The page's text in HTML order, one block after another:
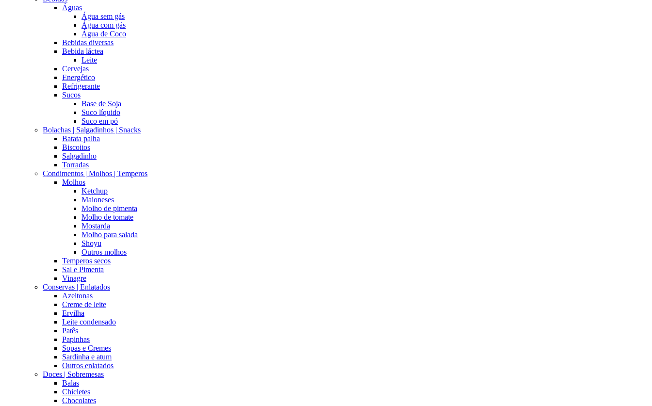
Águas
Água sem gás
Água com gás
Água de Coco
Bebidas diversas
Bebida láctea
Leite
Cervejas
Energético
Refrigerante
Sucos
Base de Soja
Suco líquido
Suco em pó
Bolachas | Salgadinhos | Snacks
Batata palha
Biscoitos
Salgadinho
Torradas
Condimentos | Molhos | Temperos
Molhos
Ketchup
Maioneses
Molho de pimenta
Molho de tomate
Mostarda
Molho para salada
Shoyu
Outros molhos
Temperos secos
Sal e Pimenta
Vinagre
Conservas | Enlatados
Azeitonas
Creme de leite
Ervilha
Leite condensado
Patês
Papinhas
Sopas e Cremes
Sardinha e atum
Outros enlatados
Doces | Sobremesas
Balas
Chicletes
Chocolates